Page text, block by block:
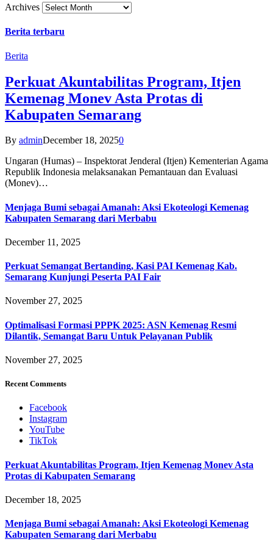
Archives
Berita terbaru
Berita
Perkuat Akuntabilitas Program, Itjen
Kemenag Monev Asta Protas di
Kabupaten Semarang
By adminDecember 18, 20250
Ungaran (Humas) – Inspektorat Jenderal (Itjen) Kementerian Agama
Republik Indonesia melaksanakan Pemantauan dan Evaluasi
(Monev)…
Menjaga Bumi sebagai Amanah: Aksi Ekoteologi Kemenag
Kabupaten Semarang dari Merbabu
December 11, 2025
Perkuat Semangat Bertanding, Kasi PAI Kemenag Kab.
Semarang Kunjungi Peserta PAI Fair
November 27, 2025
Optimalisasi Formasi PPPK 2025: ASN Kemenag Resmi
Dilantik, Semangat Baru Untuk Pelayanan Publik
November 27, 2025
Recent Comments
Facebook
Instagram
YouTube
TikTok
Perkuat Akuntabilitas Program, Itjen Kemenag Monev Asta
Protas di Kabupaten Semarang
December 18, 2025
Menjaga Bumi sebagai Amanah: Aksi Ekoteologi Kemenag
Kabupaten Semarang dari Merbabu